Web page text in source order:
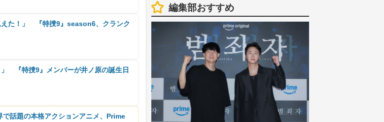
えた！」 『特捜9』season6、クランク
『特捜9』メンバーが井ノ原の誕生日
話題の本格アクションアニメ、Prime
編集部おすすめ